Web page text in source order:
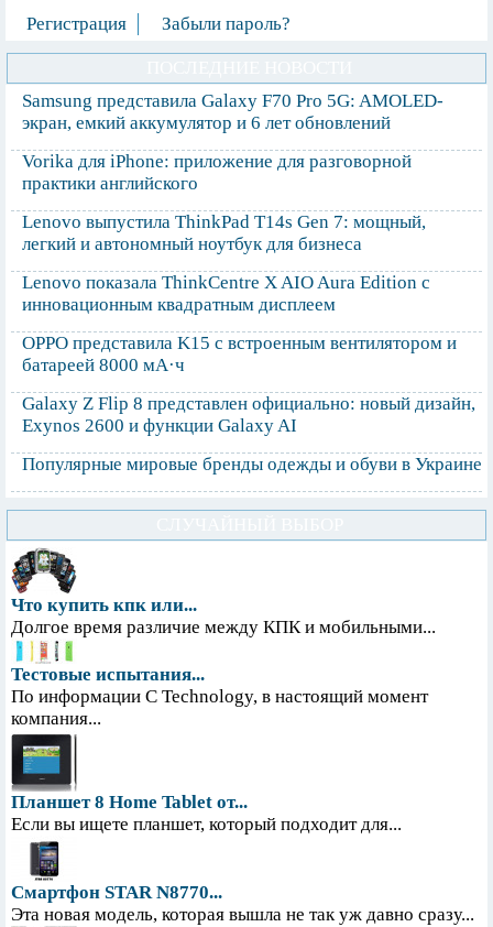
Регистрация Забыли пароль?
Samsung представила Galaxy F70 Pro 5G: AMOLED-
экран, емкий аккумулятор и 6 лет обновлений
Vorika для iPhone: приложение для разговорной
практики английского
Lenovo выпустила ThinkPad T14s Gen 7: мощный,
легкий и автономный ноутбук для бизнеса
Lenovo показала ThinkCentre X AIO Aura Edition с
инновационным квадратным дисплеем
OPPO представила K15 с встроенным вентилятором и
батареей 8000 мА·ч
Galaxy Z Flip 8 представлен официально: новый дизайн,
Exynos 2600 и функции Galaxy AI
Популярные мировые бренды одежды и обуви в Украине
Что купить кпк или...
Долгое время различие между КПК и мобильными...
Тестовые испытания...
По информации С Technology, в настоящий момент
компания...
Планшет 8 Home Tablet от...
Если вы ищете планшет, который подходит для...
Смартфон STAR N8770...
Эта новая модель, которая вышла не так уж давно сразу...